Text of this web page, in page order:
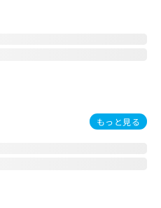
もっと見る